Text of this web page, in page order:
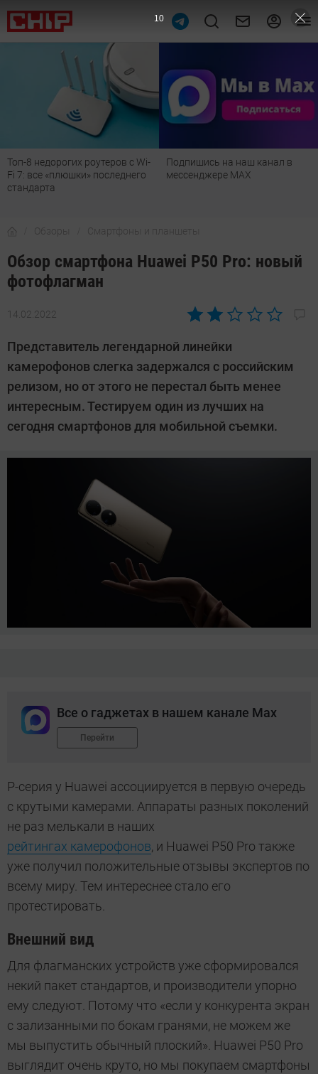
Подпишись на наш канал в
мессенджере МАХ
Рейтинг телевизоров 2026:
лучшие модели для гостиной,
Обзоры Смартфоны и планшеты
Обзор смартфона Huawei P50 Pro: новый
фотофлагман
14.02.2022
Автор:
Воробьев
Представитель легендарной линейки
камерофонов слегка задержался с российским
релизом, но от этого не перестал быть менее
интересным. Тестируем один из лучших на
сегодня смартфонов для мобильной съемки.
Все о гаджетах в нашем канале Max
Перейти
P-серия у Huawei ассоциируется в первую очередь
с крутыми камерами. Аппараты разных поколений
не раз мелькали в наших
рейтингах камерофонов, и Huawei P50 Pro также
уже получил положительные отзывы экспертов по
всему миру. Тем интереснее стало его
протестировать.
Внешний вид
Для флагманских устройств уже сформировался
некий пакет стандартов, и производители упорно
ему следуют. Потому что «если у конкурента экран
с зализанными по бокам гранями, не можем же
мы выпустить обычный плоский». Huawei P50 Pro
выглядит очень круто, но мы покупаем смартфоны
8